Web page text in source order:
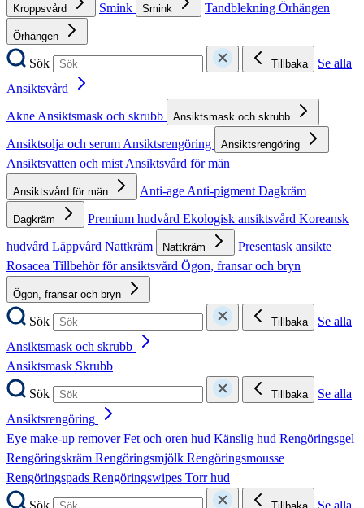
Kroppsvård Smink Smink Tandblekning Örhängen
Örhängen
Sök Tillbaka
Se alla
Ansiktsvård
AkneAnsiktsmask och skrubb Ansiktsmask och skrubb
Ansiktsolja och serumAnsiktsrengöring Ansiktsrengöring
Ansiktsvatten och mistAnsiktsvård för män
Ansiktsvård för män Anti-ageAnti-pigmentDagkräm
Dagkräm Premium hudvård Ekologisk ansiktsvård Koreansk
hudvård Läppvård Nattkräm Nattkräm
Presentask ansikte
Rosacea Tillbehör för ansiktsvård Ögon, fransar och bryn
Ögon, fransar och bryn
Sök Tillbaka
Se alla
Ansiktsmask och skrubb
Ansiktsmask Skrubb
Sök
Tillbaka
Se alla
Ansiktsrengöring
Eye make-up removerFet och oren hud Känslig hud Rengöringsgel
Rengöringskräm Rengöringsmjölk Rengöringsmousse
Rengöringspads Rengöringswipes Torr hud